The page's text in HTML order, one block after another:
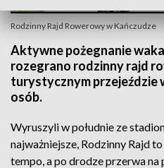
Rodzinny Rajd Rowerowy w Kańczudze
Aktywne pożegnanie
rozegrano rodzinny rajd
turystycznym przejeździe
osób.
Wyruszyli w południe ze
najważniejsze, Rodzinny Rajd
tempo, a po drodze przerwa